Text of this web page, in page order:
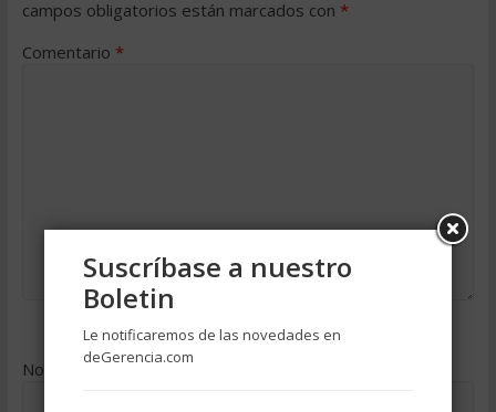
campos obligatorios están marcados con *
Comentario *
Nombre*
Suscríbase a nuestro
Boletin
Le notificaremos de las novedades en
deGerencia.com